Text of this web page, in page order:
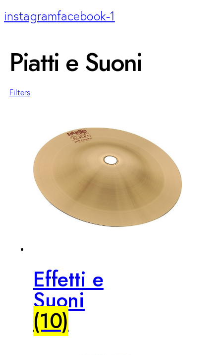
instagramfacebook-1
Piatti e Suoni
Filters
Effetti e
Suoni
(10)